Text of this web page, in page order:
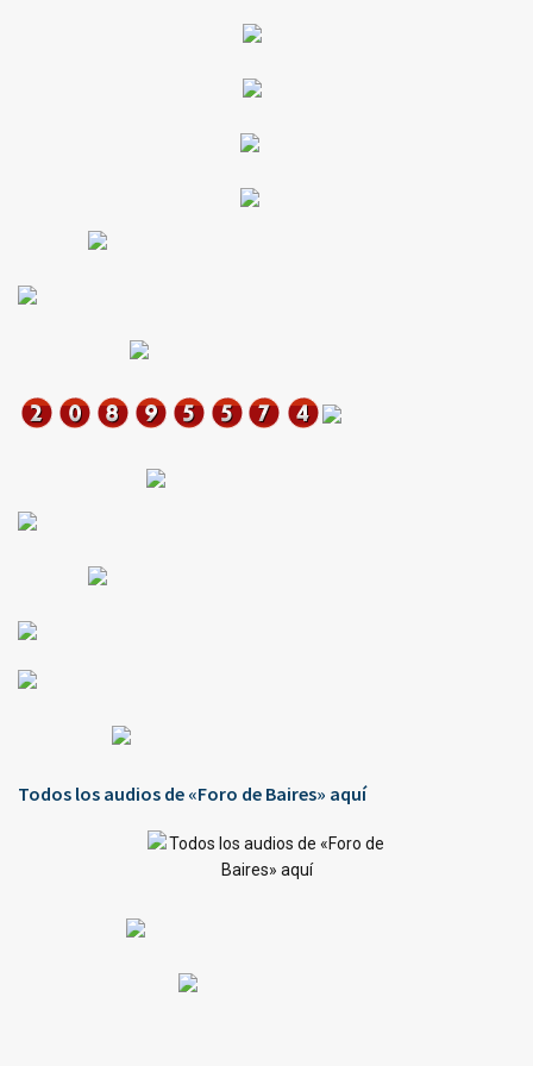
Todos los audios de «Foro de Baires» aquí